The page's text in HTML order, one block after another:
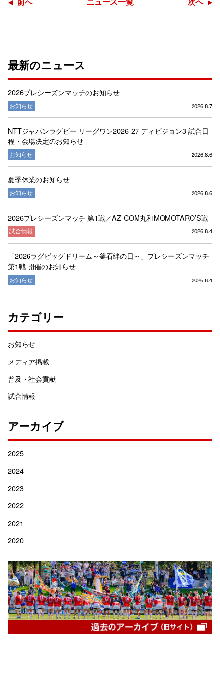
最新のニュース
2026プレシーズンマッチのお知らせ
お知らせ 2026.8.7
NTTジャパンラグビー リーグワン2026-27 ディビジョン3 試合日
程・会場決定のお知らせ
お知らせ 2026.8.6
夏季休業のお知らせ
お知らせ 2026.8.6
2026プレシーズンマッチ 第1戦／AZ-COM丸和MOMOTARO’S戦
試合情報 2026.8.4
「2026ラグビッグドリーム～釜石絆の日～」プレシーズンマッチ
第1戦 開催のお知らせ
お知らせ 2026.8.4
カテゴリー
お知らせ
メディア掲載
普及・社会貢献
試合情報
アーカイブ
2025
2024
2023
2022
2021
2020